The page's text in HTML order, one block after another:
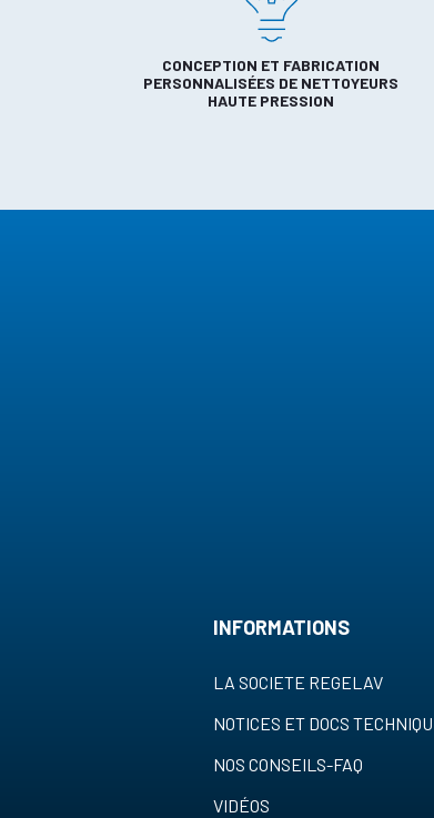
CONCEPTION ET FABRICATION
PERSONNALISÉES DE NETTOYEURS
HAUTE PRESSION
INFORMATIONS
LA SOCIETE REGELAV
NOTICES ET DOCS
NOS CONSEILS-FAQ
VIDÉOS